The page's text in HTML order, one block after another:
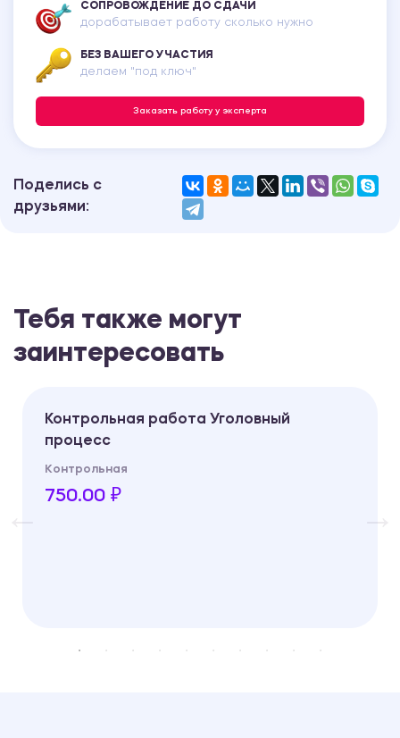
СОПРОВОЖДЕНИЕ ДО СДАЧИ
дорабатывает работу сколько нужно
БЕЗ ВАШЕГО УЧАСТИЯ
делаем "под ключ"
Заказать работу у эксперта
Поделись с
друзьями:
Тебя также могут
заинтересовать
Контрольная работа Уголовный
процесс
Контрольная
750.00 ₽